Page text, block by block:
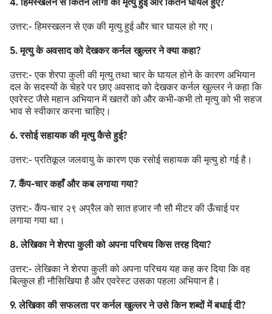
उत्तर:- हिमस्खलन से एक की मृत्यु हुई और चार घायल हो गए।
5. मृत्यु के अवसाद को देखकर कर्नल खुल्लर ने क्या कहा?
उत्तर:- एक शेरपा कुली की मृत्यु तथा चार के घायल होने के कारण अभियान
दल के सदस्यों के चेहरे पर छाए अवसाद को देखकर कर्नल खुल्लर ने कहा कि
एवरेस्ट जैसे महान अभियान में खतरों को और कभी-कभी तो मृत्यु को भी सहज
भाव से स्वीकार करना चाहिए।
6. रसोई सहायक की मृत्यु कैसे हुई?
उत्तर:- प्रतिकूल जलवायु के कारण एक रसोई सहायक की मृत्यु हो गई है।
7. कैंप-चार कहाँ और कब लगाया गया?
उत्तर:- कैंप-चार २९ अप्रैल को सात हजार नौ सौ मीटर की ऊँचाई पर
लगाया गया था।
8. लेखिका ने शेरपा कुली को अपना परिचय किस तरह दिया?
उत्तर:- लेखिका ने शेरपा कुली को अपना परिचय यह कह कर दिया कि वह
बिल्कुल ही नौसिखिया है और एवरेस्ट उसका पहला अभियान है।
9. लेखिका की सफलता पर कर्नल खुल्लर ने उसे किन शब्दों में बधाई दी?